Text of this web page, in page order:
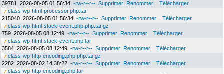
39781
2026-08-05 01:56:34 -rw-r--r-- Supprimer Renommer
Télécharger
class-wp-html-processor.php.tar
215040 2026-08-05 01:56:34 -rw-r--r-- Supprimer Renommer
Télécharger
class-wp-html-stack-event.php.php.tar.gz
759 2026-08-05 08:12:49 -rw-r--r-- Supprimer Renommer
Télécharger
class-wp-html-stack-event.php.tar
3584 2026-08-05 08:12:49 -rw-r--r-- Supprimer Renommer
Télécharger
class-wp-http-encoding.php.php.tar.gz
2282 2026-08-02 14:38:22 -rw-r--r-- Supprimer Renommer
Télécharger
class-wp-http-encoding.php.tar